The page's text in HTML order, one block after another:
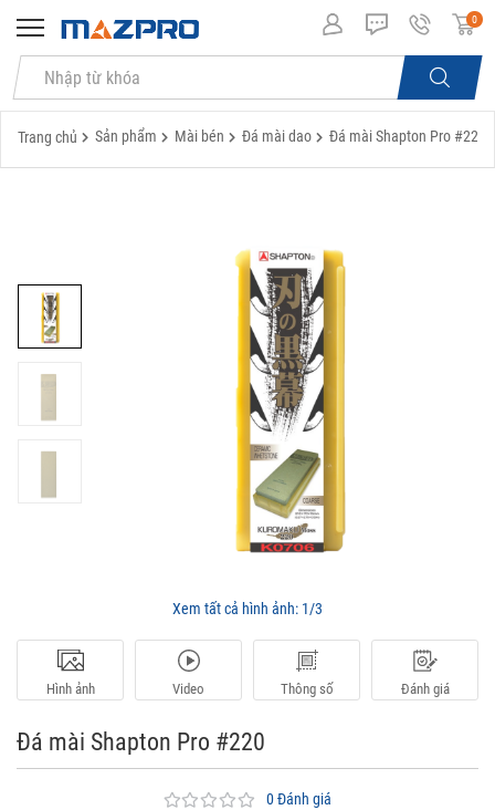
0
Trang chủ Sản phẩm Mài bén Đá mài dao Đá mài Shapton Pro #220
Xem tất cả hình ảnh: 1/3
Hình ảnh Video Thông số Đánh giá
Đá mài Shapton Pro #220
0 Đánh giá